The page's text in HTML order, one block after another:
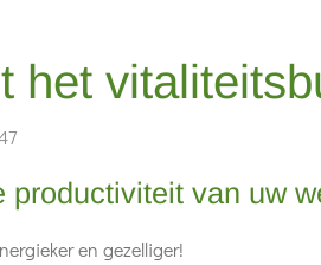
het
productiviteit van uw
en gezelliger!